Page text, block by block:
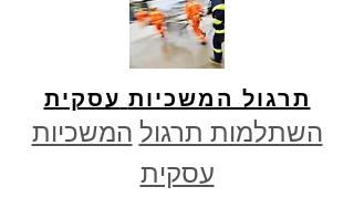
תרגול המשכיות עסקית
השתלמות תרגול המשכיות
עסקית